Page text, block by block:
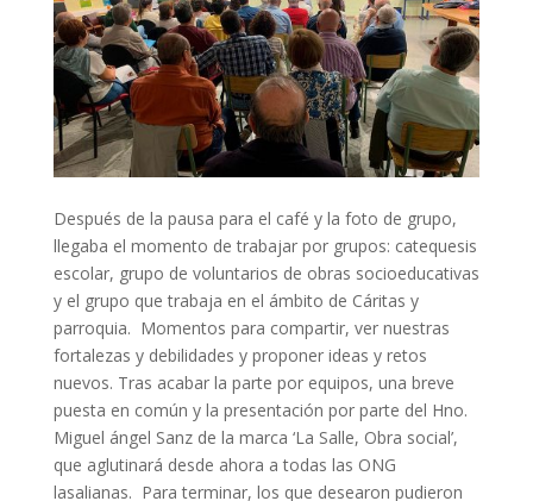
Después de la pausa para el café y la foto de grupo,
llegaba el momento de trabajar por grupos: catequesis
escolar, grupo de voluntarios de obras socioeducativas
y el grupo que trabaja en el ámbito de Cáritas y
parroquia. Momentos para compartir, ver nuestras
fortalezas y debilidades y proponer ideas y retos
nuevos. Tras acabar la parte por equipos, una breve
puesta en común y la presentación por parte del Hno.
Miguel ángel Sanz de la marca ‘La Salle, Obra social’,
que aglutinará desde ahora a todas las ONG
lasalianas. Para terminar, los que desearon pudieron